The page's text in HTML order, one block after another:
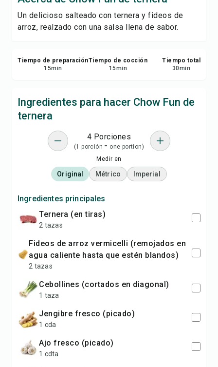
Un delicioso salteado con ternera y fideos de
arroz, realzado con una salsa llena de sabor.
Tiempo de preparación
15min
Tiempo de cocción
15min
Tiempo total
30min
Ingredientes para hacer Chow Fun de
ternera
4 Porciones
(1 porción = one portion)
Medir en
Original Métrico Imperial
Ingredientes principales
ternera (en tiras)
2 tazas
fideos de arroz vermicelli (remojados en
agua caliente hasta que estén blandos)
2 tazas
cebollines (cortados en diagonal)
1 taza
jengibre fresco (picado)
1 cda
ajo fresco (picado)
1 cdta